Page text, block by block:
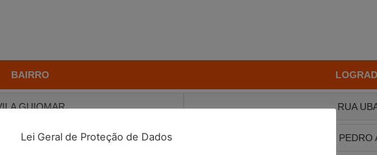
BAIRRO
GUIOMAR RUA
HOMERO THON AV.
Lei Geral de Proteção de Dados